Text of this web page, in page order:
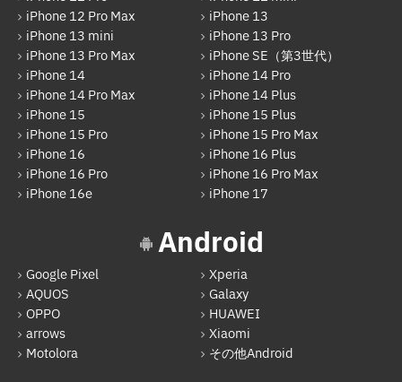
iPhone 12 Pro Max
iPhone 13
iPhone 13 mini
iPhone 13 Pro
iPhone 13 Pro Max
iPhone SE（第3世代）
iPhone 14
iPhone 14 Pro
iPhone 14 Pro Max
iPhone 14 Plus
iPhone 15
iPhone 15 Plus
iPhone 15 Pro
iPhone 15 Pro Max
iPhone 16
iPhone 16 Plus
iPhone 16 Pro
iPhone 16 Pro Max
iPhone 16e
iPhone 17
Android
Google Pixel
Xperia
AQUOS
Galaxy
OPPO
HUAWEI
arrows
Xiaomi
Motolora
その他Android